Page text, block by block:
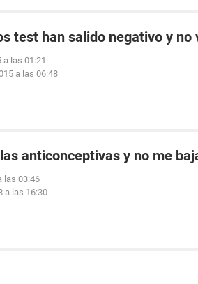
test han salido negativo y no
a las 01:21
a las 06:48
anticonceptivas y no me
las 03:46
a las 16:30